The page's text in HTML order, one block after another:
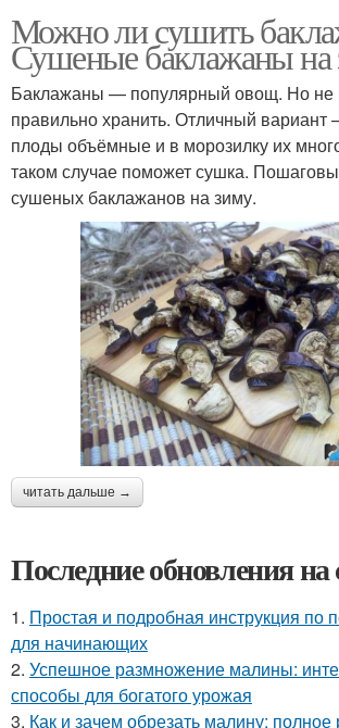
Можно ли сушить
Сушеные баклажаны на
Баклажаны — популярный овощ. Но не
правильно хранить. Отличный вариант
плоды объёмные и в морозилку их
таком случае поможет сушка.
сушеных баклажанов на зиму.
читать дальше →
Последние обновления на
1. Простая и подробная инструкция по
для начинающих
2. Успешное размножение малины:
способы для богатого урожая
3. Как и зачем обрезать малину: полное